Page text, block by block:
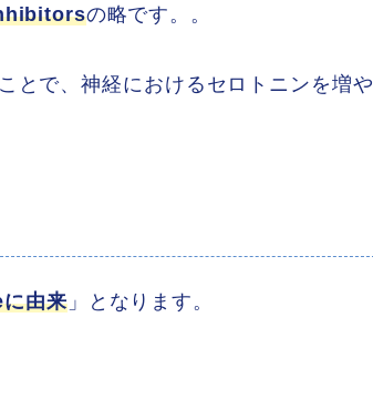
の略です。。
とで、神経におけるセロトニンを増や
由来」となります。